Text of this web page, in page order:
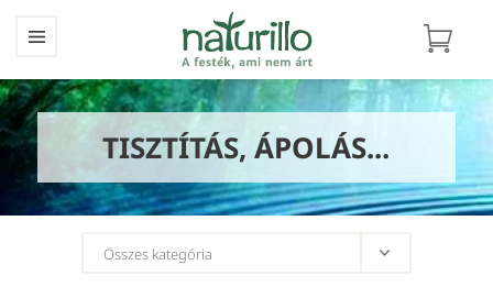
TISZTÍTÁS, ÁPOLÁS...